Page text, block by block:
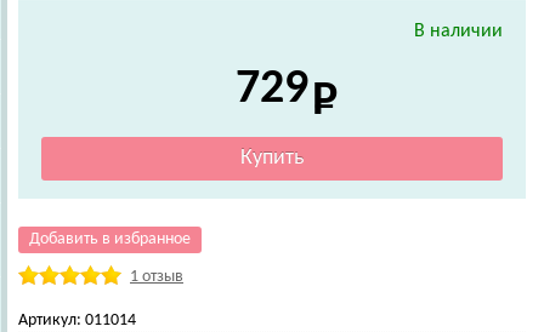
В наличии
729
Добавить в избранное
1 отзыв
Артикул: 011014